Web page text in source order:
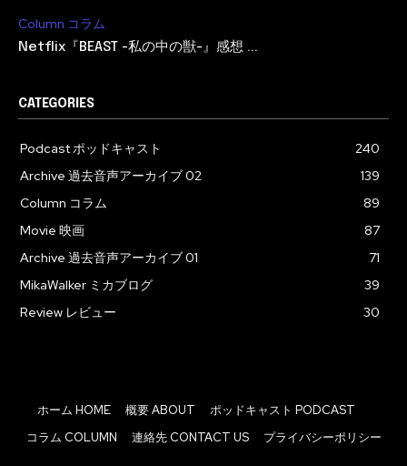
Column コラム
Netflix『BEAST -私の中の獣-』感想 ...
CATEGORIES
Podcast ポッドキャスト
240
Archive 過去音声アーカイブ 02
139
Column コラム
89
Movie 映画
87
Archive 過去音声アーカイブ 01
71
MikaWalker ミカブログ
39
Review レビュー
30
ホーム HOME 概要 ABOUT
ポッドキャスト PODCAST
コラム COLUMN
連絡先 CONTACT US プライバシーポリシー